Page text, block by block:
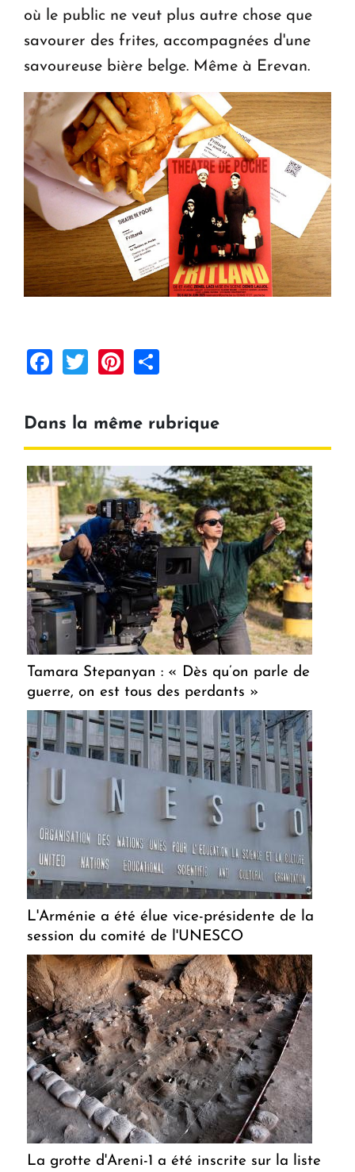
où le public ne veut plus autre chose que
savourer des frites, accompagnées d'une
savoureuse bière belge. Même à Erevan.
Facebook
TwitterPinterest
Dans la même rubrique
Tamara Stepanyan : « Dès qu’on parle de
guerre, on est tous des perdants »
L'Arménie a été élue vice-présidente de la
session du comité de l'UNESCO
La grotte d'Areni-1 a été inscrite sur la liste